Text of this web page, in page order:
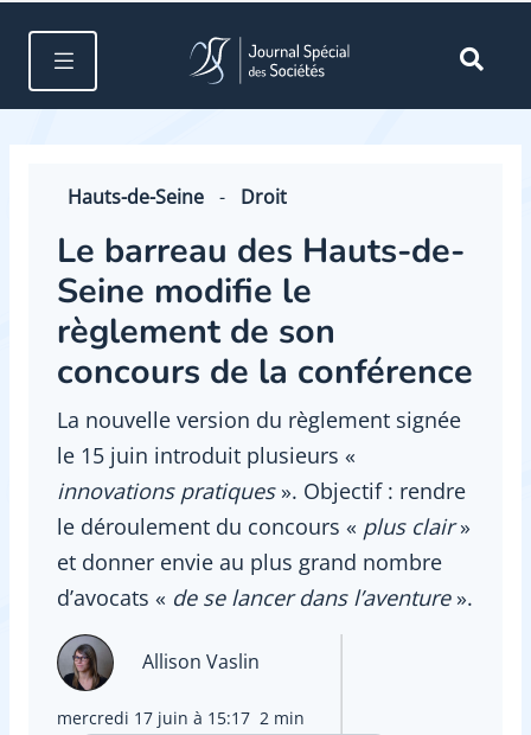
Hauts-de-Seine - Droit
Le barreau des Hauts-de-
Seine modifie le
règlement de son
concours de la conférence
La nouvelle version du règlement signée
le 15 juin introduit plusieurs «
innovations pratiques ». Objectif : rendre
le déroulement du concours « plus clair»
et donner envie au plus grand nombre
d’avocats « de se lancer dans l’aventure ».
Allison Vaslin
mercredi 17 juin à 15:17 2 min